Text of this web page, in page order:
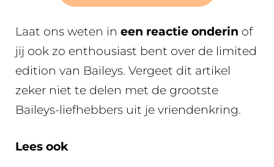
Laat ons weten in een reactie onderin of
jij ook zo enthousiast bent over de limited
edition van Baileys. Vergeet dit artikel
zeker niet te delen met de grootste
Baileys-liefhebbers uit je vriendenkring.
Lees ook